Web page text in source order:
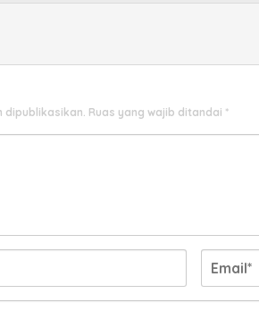
dipublikasikan. Ruas yang wajib ditandai *